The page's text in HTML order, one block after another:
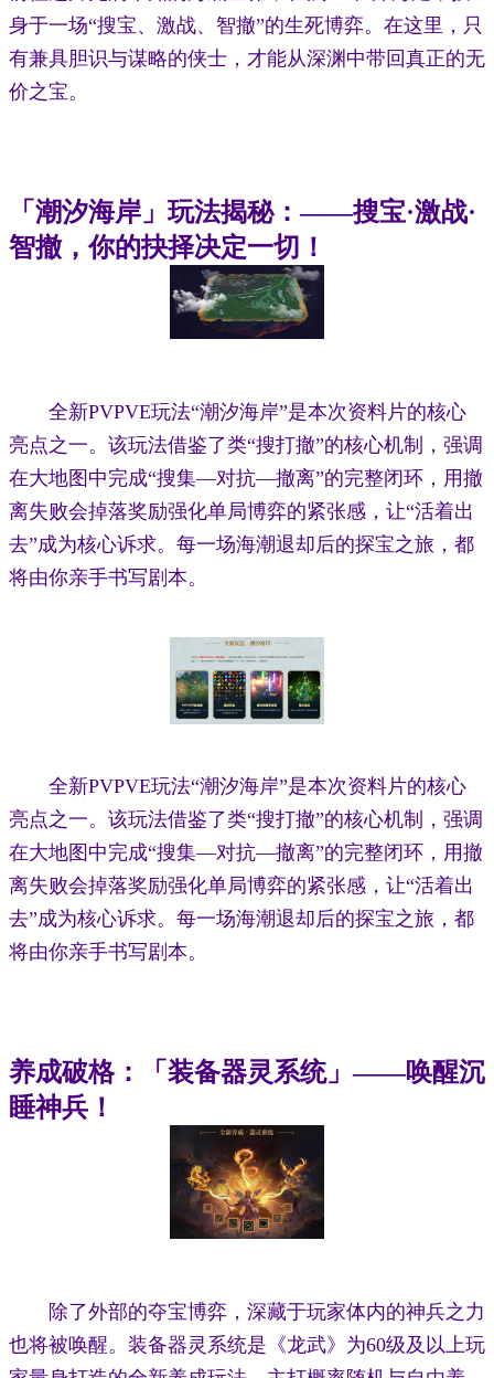
身于一场“搜宝、激战、智撤”的生死博弈。在这里，只
有兼具胆识与谋略的侠士，才能从深渊中带回真正的无
价之宝。
「潮汐海岸」玩法揭秘：——搜宝·激战·
智撤，你的抉择决定一切！
全新PVPVE玩法“潮汐海岸”是本次资料片的核心
亮点之一。该玩法借鉴了类“搜打撤”的核心机制，强调
在大地图中完成“搜集—对抗—撤离”的完整闭环，用撤
离失败会掉落奖励强化单局博弈的紧张感，让“活着出
去”成为核心诉求。每一场海潮退却后的探宝之旅，都
将由你亲手书写剧本。
全新PVPVE玩法“潮汐海岸”是本次资料片的核心
亮点之一。该玩法借鉴了类“搜打撤”的核心机制，强调
在大地图中完成“搜集—对抗—撤离”的完整闭环，用撤
离失败会掉落奖励强化单局博弈的紧张感，让“活着出
去”成为核心诉求。每一场海潮退却后的探宝之旅，都
将由你亲手书写剧本。
养成破格：「装备器灵系统」——唤醒沉
睡神兵！
除了外部的夺宝博弈，深藏于玩家体内的神兵之力
也将被唤醒。装备器灵系统是《龙武》为60级及以上玩